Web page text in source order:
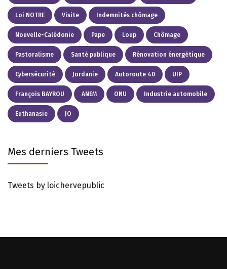
Loi NOTRE Visite Indemnités chômage
Nouvelle-Calédonie Pape Loup Chômage
Pastoralisme Santé publique Rénovation énergétique
Cybersécurité Jordanie Autoroute 40 UIP
François BAYROU ANEM ONU Industrie automobile
Euthanasie JO
Mes derniers Tweets
Tweets by loichervepublic